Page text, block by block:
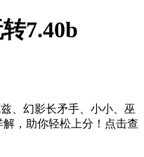
7.40b
、幻影长矛手、小小、巫
，助你轻松上分！点击查